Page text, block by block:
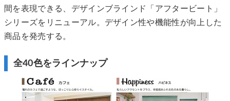
間を表現できる、デザインブラインド「アフタービート」
シリーズをリニューアル。デザイン性や機能性が向上した
商品を発売する。
全40色をラインナップ